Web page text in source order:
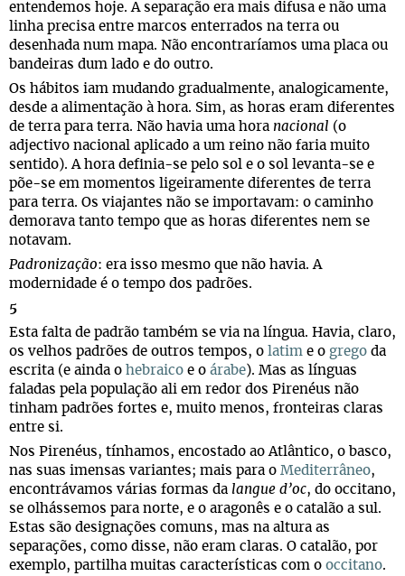
entendemos hoje. A separação era mais difusa e não uma
linha precisa entre marcos enterrados na terra ou
desenhada num mapa. Não encontraríamos uma placa ou
bandeiras dum lado e do outro.
Os hábitos iam mudando gradualmente, analogicamente,
desde a alimentação à hora. Sim, as horas eram diferentes
de terra para terra. Não havia uma hora nacional (o
adjectivo nacional aplicado a um reino não faria muito
sentido). A hora definia-se pelo sol e o sol levanta-se e
põe-se em momentos ligeiramente diferentes de terra
para terra. Os viajantes não se importavam: o caminho
demorava tanto tempo que as horas diferentes nem se
notavam.
Padronização: era isso mesmo que não havia. A
modernidade é o tempo dos padrões.
5
Esta falta de padrão também se via na língua. Havia, claro,
os velhos padrões de outros tempos, o latim e o grego da
escrita (e ainda o hebraico e o árabe). Mas as línguas
faladas pela população ali em redor dos Pirenéus não
tinham padrões fortes e, muito menos, fronteiras claras
entre si.
Nos Pirenéus, tínhamos, encostado ao Atlântico, o basco,
nas suas imensas variantes; mais para o Mediterrâneo,
encontrávamos várias formas da langue d’oc, do occitano,
se olhássemos para norte, e o aragonês e o catalão a sul.
Estas são designações comuns, mas na altura as
separações, como disse, não eram claras. O catalão, por
exemplo, partilha muitas características com o occitano.